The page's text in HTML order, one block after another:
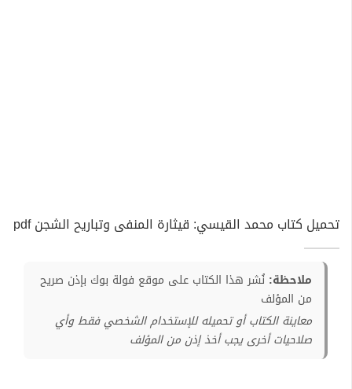
تحميل كتاب محمد القيسي: قيثارة المنفى وتباريح الشجن pdf
ملاحظة: نُشر هذا الكتاب على موقع فولة بوك بإذن صريح
من المؤلف
معاينة الكتاب أو تحميله للإستخدام الشخصي فقط وأي
صلاحيات أخرى يجب أخذ إذن من المؤلف